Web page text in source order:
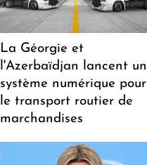
La Géorgie et
l'Azerbaïdjan lancent un
système numérique pour
le transport routier de
marchandises